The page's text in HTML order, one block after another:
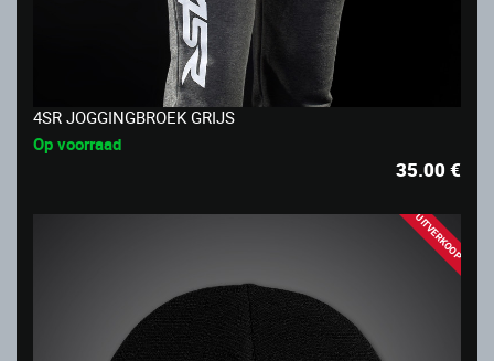
4SR JOGGINGBROEK GRIJS
Op voorraad
35.00€
UITVERKOOP